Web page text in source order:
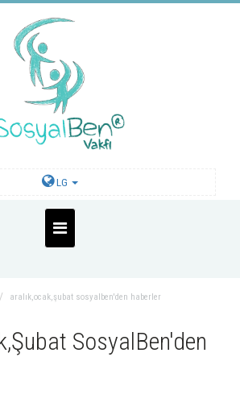
LG
aralık,ocak,şubat sosyalben'den haberler
SosyalBen'den